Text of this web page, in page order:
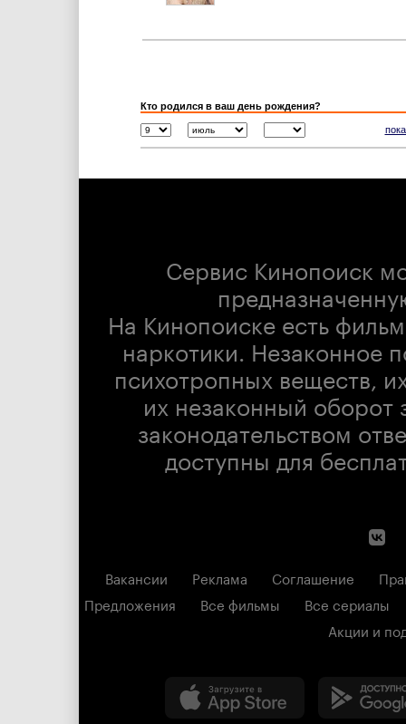
Кто родился в ваш день рождения?
Сервис Кинопоиск
На Кинопоиске есть
наркотики. Незаконное
психотропных веществ,
их незаконный оборот
законодательством
доступны для
Вакансии Реклама Соглашение
Предложения
Все фильмы
Все сериалы
Акции и